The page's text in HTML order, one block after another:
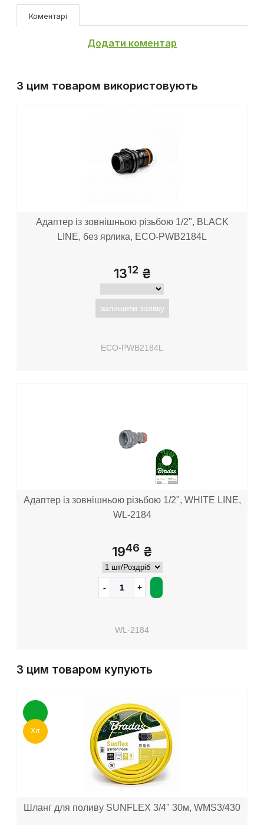
Коментарі
Додати коментар
З цим товаром використовують
Адаптер із зовнішньою різьбою 1/2", BLACK
LINE, без ярлика, ECO-PWB2184L
1312 ₴
залишити заявку
ECO-PWB2184L
Адаптер із зовнішньою різьбою 1/2", WHITE LINE,
WL-2184
1946 ₴
WL-2184
З цим товаром купують
Хіт
Шланг для поливу SUNFLEX 3/4" 30м, WMS3/430